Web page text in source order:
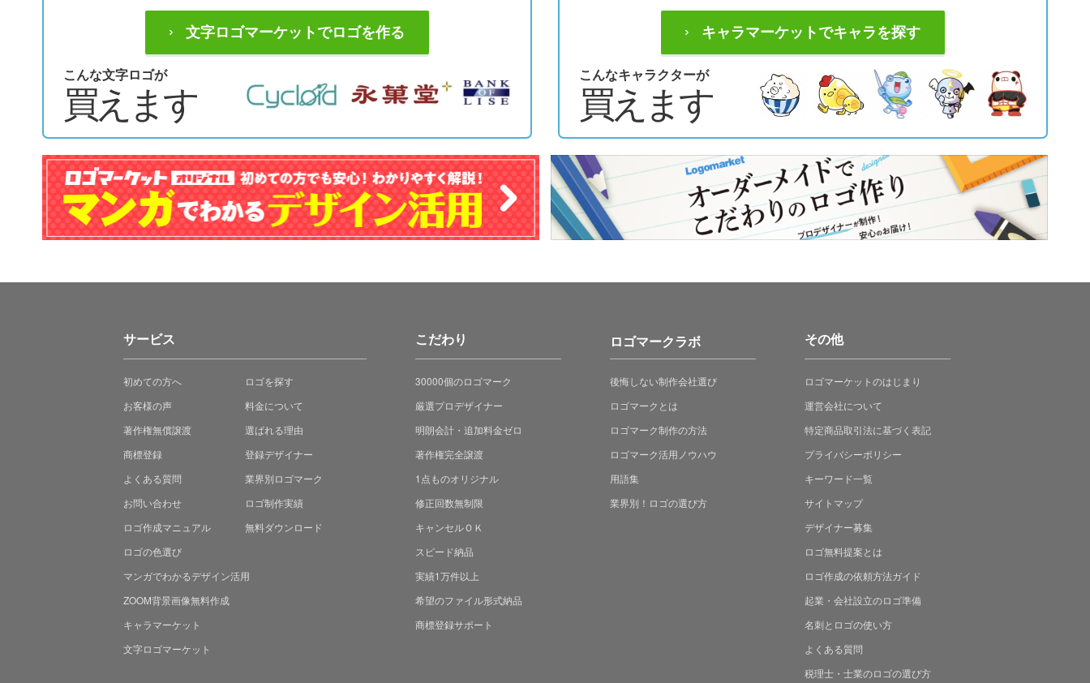
文字ロゴマーケットでロゴを作る
こんな文字ロゴが
買えます
キャラマーケットでキャラを探す
こんなキャラクターが
買えます
サービス
初めての方へ
ロゴを探す
お客様の声
料金について
著作権無償譲渡
選ばれる理由
商標登録
登録デザイナー
よくある質問
業界別ロゴマーク
お問い合わせ
ロゴ制作実績
ロゴ作成マニュアル
無料ダウンロード
ロゴの色選び
マンガでわかるデザイン活用
ZOOM背景画像無料作成
キャラマーケット
文字ロゴマーケット
こだわり
30000個のロゴマーク
厳選プロデザイナー
明朗会計・追加料金ゼロ
著作権完全譲渡
1点ものオリジナル
修正回数無制限
キャンセルＯＫ
スピード納品
実績1万件以上
希望のファイル形式納品
商標登録サポート
ロゴマークラボ
後悔しない制作会社選び
ロゴマークとは
ロゴマーク制作の方法
ロゴマーク活用ノウハウ
用語集
業界別！ロゴの選び方
その他
ロゴマーケットのはじまり
運営会社について
特定商品取引法に基づく表記
プライバシーポリシー
キーワード一覧
サイトマップ
デザイナー募集
ロゴ無料提案とは
ロゴ作成の依頼方法ガイド
起業・会社設立のロゴ準備
名刺とロゴの使い方
よくある質問
税理士・士業のロゴの選び方